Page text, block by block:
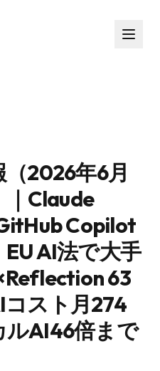
2026年6月
｜Claude
Copilot
AI法で大手
63
スト月274
ルAI46倍まで